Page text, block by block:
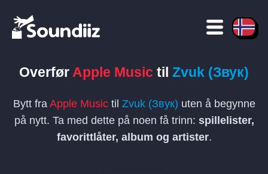
Overfør Apple Music til Zvuk (Звук)
Bytt fra Apple Musictil Zvuk (Звук) uten å begynne
på nytt. Ta med dette på noen få trinn: spillelister,
favorittlåter, album og artister.